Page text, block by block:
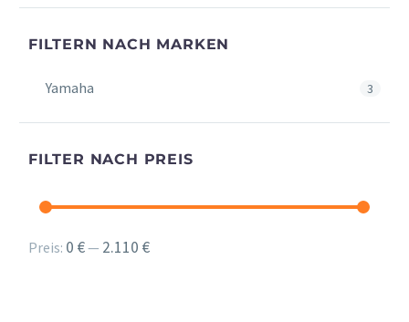
FILTERN NACH MARKEN
Yamaha 3
FILTER NACH PREIS
Min.
Max.
Preis: 0 €— 2.110 €